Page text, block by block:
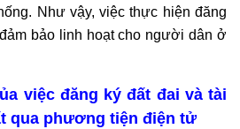
Như vậy, việc thực hiện đăng
bảo linh hoạt cho người dân ở
việc đăng ký đất đai và tài
qua phương tiện điện tử